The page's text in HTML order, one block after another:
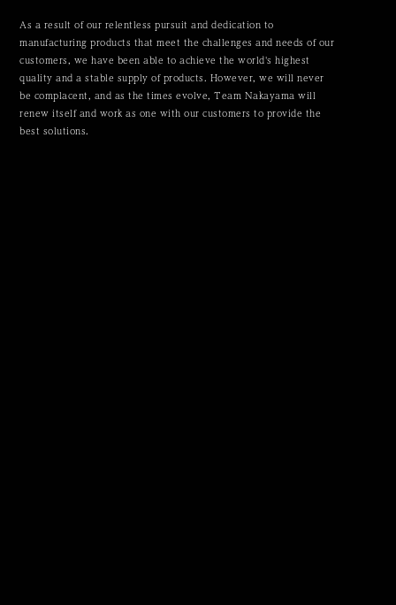
As a result of our relentless pursuit and dedication to
manufacturing products that meet the challenges and needs of our
customers, we have been able to achieve the world's highest
quality and a stable supply of products. However, we will never
be complacent, and as the times evolve,Team Nakayama will
renew itself and work as one with our customers to provide the
best solutions.